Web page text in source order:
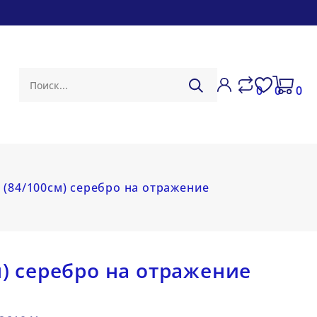
0 0 0
(84/100см) серебро на отражение
серебро на отражение